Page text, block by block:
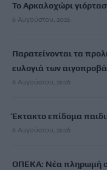
Το Αρκαλοχώρι
6 Αυγούστου, 2026
Παρατείνονται τα
ευλογιά των
6 Αυγούστου, 2026
Έκτακτο επίδομα
6 Αυγούστου, 2026
ΟΠΕΚΑ: Νέα πληρωμή